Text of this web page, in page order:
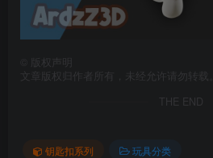
版权声明
文章版权归作者所有，未经允许请勿转载。
THE END
钥匙扣系列
玩具分类